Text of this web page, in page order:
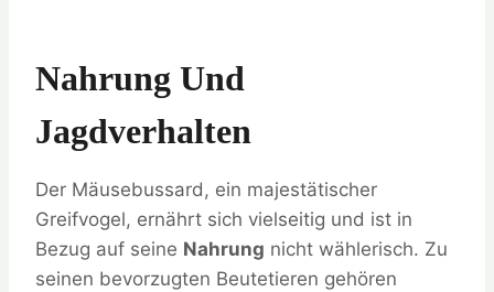
Nahrung Und
Jagdverhalten
Der Mäusebussard, ein majestätischer
Greifvogel, ernährt sich vielseitig und ist in
Bezug auf seine Nahrung nicht wählerisch. Zu
seinen bevorzugten Beutetieren gehören